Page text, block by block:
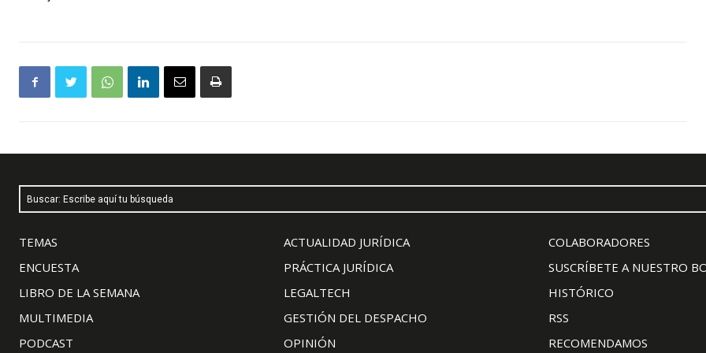
Buscar: Escribe aquí tu búsqueda
TEMAS
ENCUESTA
LIBRO DE LA SEMANA
MULTIMEDIA
PODCAST
ACTUALIDAD JURÍDICA
PRÁCTICA JURÍDICA
LEGALTECH
GESTIÓN DEL DESPACHO
OPINIÓN
COLABORADORES
SUSCRÍBETE A NUESTRO
HISTÓRICO
RSS
RECOMENDAMOS